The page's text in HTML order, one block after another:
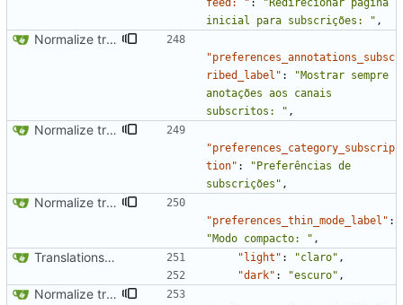
feed: " :
"Redirecionar página
inicial para subscrições: " ,
Normalize translation key for user prefrerences
"preferences_annotations_subsc
ribed_label" :
"Mostrar sempre
anotações aos canais
subscritos: " ,
Normalize translation key for preferences categories
"preferences_category_subscrip
tion" :
"Preferências de
subscrições" ,
Normalize translation key for user prefrerences
"preferences_thin_mode_label" :
"Modo compacto: " ,
Translations update from Weblate ( #2437)
"light" : "claro" ,
"dark" : "escuro" ,
Normalize translation key for user prefrerences